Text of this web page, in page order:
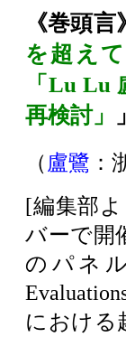
《巻頭言
を超え
「Lu
再検討」
」
（盧鷺 ：
[編集部
バーで開
のパネル
における